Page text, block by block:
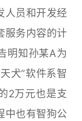
人员和开发经
服务内容的计
明知孙某A为
犬”软件系智
2万元也是支
中也有智狗公